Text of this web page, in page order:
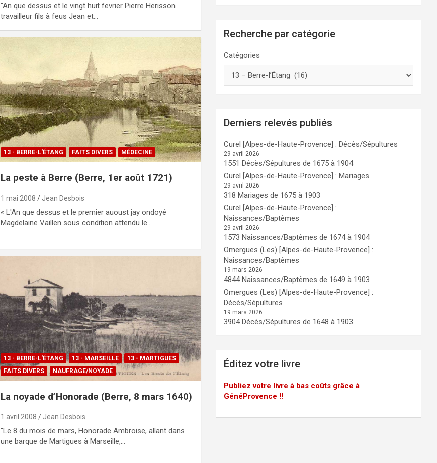
"An que dessus et le vingt huit fevrier Pierre Herisson
travailleur fils à feus Jean et…
13 - BERRE-L'ÉTANG FAITS DIVERS MÉDECINE
La peste à Berre (Berre, 1er août 1721)
1 mai 2008 Jean Desbois
« L'An que dessus et le premier auoust jay ondoyé
Magdelaine Vaillen sous condition attendu le…
13 - BERRE-L'ÉTANG 13 - MARSEILLE
13 - MARTIGUES
FAITS DIVERS
NAUFRAGE/NOYADE
La noyade d’Honorade (Berre, 8 mars 1640)
1 avril 2008 Jean Desbois
"Le 8 du mois de mars, Honorade Ambroise, allant dans
une barque de Martigues à Marseille,…
Recherche par catégorie
Catégories
Derniers relevés publiés
Curel [Alpes-de-Haute-Provence] : Décès/Sépultures
29 avril 2026
1551 Décès/Sépultures de 1675 à 1904
Curel [Alpes-de-Haute-Provence] : Mariages
29 avril 2026
318 Mariages de 1675 à 1903
Curel [Alpes-de-Haute-Provence] :
Naissances/Baptêmes
29 avril 2026
1573 Naissances/Baptêmes de 1674 à 1904
Omergues (Les) [Alpes-de-Haute-Provence] :
Naissances/Baptêmes
19 mars 2026
4844 Naissances/Baptêmes de 1649 à 1903
Omergues (Les) [Alpes-de-Haute-Provence] :
Décès/Sépultures
19 mars 2026
3904 Décès/Sépultures de 1648 à 1903
Éditez votre livre
Publiez votre livre à bas coûts grâce à
GénéProvence !!